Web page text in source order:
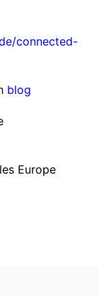
connected-
blog
Europe